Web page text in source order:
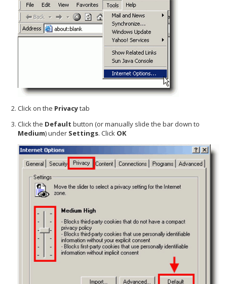
Click on the Privacytab
Click the Default button (or manually slide the bar down to
Medium) under Settings. Click OK